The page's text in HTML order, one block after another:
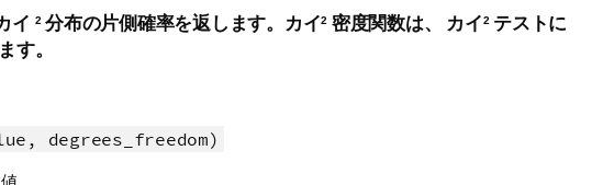
イ 2分布の片側確率を返します。カイ2 密度関数は、 カイ2テストに
す。
degrees_freedom)